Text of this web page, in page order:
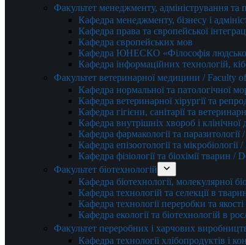
Факультет менеджменту, адміністрування та
Кафедра менеджменту, бізнесу і
Кафедра права та європейської
Кафедра європейських мов
Кафедра ЮНЕСКО «Філософія
Кафедра інформаційних технологій,
Факультет ветеринарної медицини / Faculty
Кафедра нормальної та патологічної
Кафедра ветеринарної хірургії та
Кафедра гігієни, санітарії та
Кафедра внутрішніх хвороб і
Кафедра фармакології та
Кафедра епізоотології та
Кафедра фізіології та біохімії
Факультет біотехнологій
Кафедра біотехнології, молекулярної
Кафедра технологій та селекції в
Кафедра технології переробки та
Кафедра екології та біотехнологій в
Факультет переробних і харчових
Кафедра технології хлібопродуктів і